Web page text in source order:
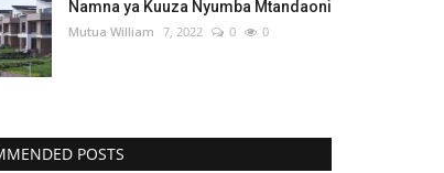
Namna ya Kuuza Nyumba Mtandaoni
Mutua William 7, 2022 0 0
POSTS